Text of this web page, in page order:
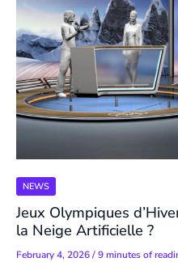
NEWS
Jeux Olympiques
la Neige Artificielle ?
February 4, 2026/9 minutes of